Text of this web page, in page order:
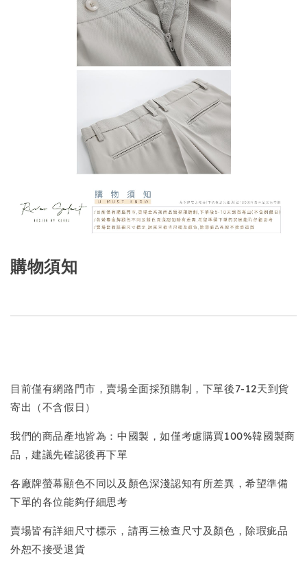
購物須知
目前僅有網路門市，賣場全面採預購制，下單後7-12天到貨
寄出（不含假日）
我們的商品產地皆為：中國製，如僅考慮購買100%韓國製商
品，建議先確認後再下單
各廠牌螢幕顯色不同以及顏色深淺認知有所差異，希望準備
下單的各位能夠仔細思考
賣場皆有詳細尺寸標示，請再三檢查尺寸及顏色，除瑕疵品
外恕不接受退貨